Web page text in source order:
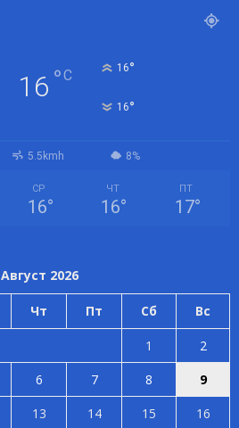
16 °C 16°
16°
5.5kmh 8%
СР
16°
ЧТ
16°
ПТ
17°
Август 2026
Чт Пт Сб Вс
1
2
6 7 8
9
13 14 15
16